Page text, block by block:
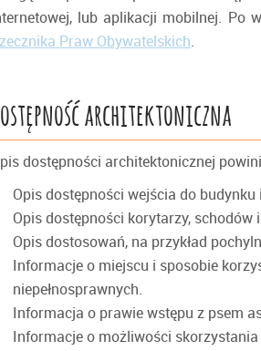
lub aplikacji mobilnej. Po
Praw Obywatelskich.
architektoniczna
dostępności architektonicznej
Opis dostępności wejścia do
Opis dostępności korytarzy, schodów
Opis dostosowań, na przykład
Informacje o miejscu i sposobie
niepełnosprawnych.
Informacja o prawie wstępu z psem
Informacje o możliwości